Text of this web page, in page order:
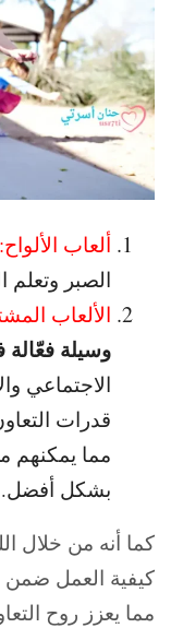
ألعاب الألواح:
الصبر وتعلم
الألعاب
وسيلة
الاجتماعي
قدرات
مما يمكنهم
بشكل أفضل.
كما أنه من خلال
كيفية العمل ضمن
مما يعزز روح